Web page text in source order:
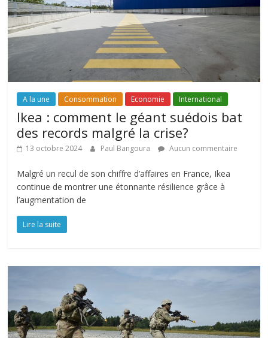
A la une Consommation Economie International
Ikea : comment le géant suédois bat
des records malgré la crise?
13 octobre 2024 Paul Bangoura Aucun commentaire
Malgré un recul de son chiffre d’affaires en France, Ikea
continue de montrer une étonnante résilience grâce à
l’augmentation de
Lire la suite